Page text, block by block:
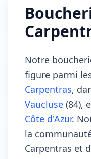
Notre
figure parmi
Carpentras,
Vaucluse (84),
Côte d'Azur.
la
Carpentras et